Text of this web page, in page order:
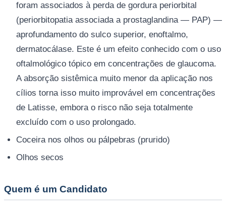
foram associados à perda de gordura periorbital
(periorbitopatia associada a prostaglandina — PAP) —
aprofundamento do sulco superior, enoftalmo,
dermatocálase. Este é um efeito conhecido com o uso
oftalmológico tópico em concentrações de glaucoma.
A absorção sistêmica muito menor da aplicação nos
cílios torna isso muito improvável em concentrações
de Latisse, embora o risco não seja totalmente
excluído com o uso prolongado.
Coceira nos olhos ou pálpebras (prurido)
Olhos secos
Quem é um Candidato